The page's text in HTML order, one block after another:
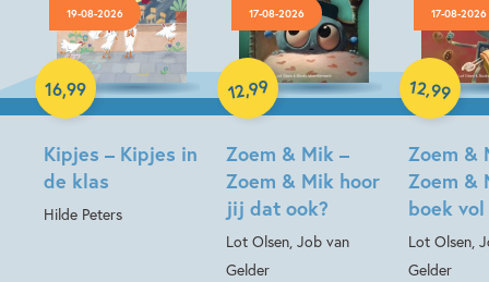
19-08-2026
Kipjes – Kipjes in
de klas
Hilde Peters
16,99
Hardcover
17-08-2026
Zoem & Mik –
Zoem & Mik hoor
jij dat ook?
Lot Olsen, Job van
Gelder
12,99
Hardcover
17-08-2026
Zoem &
Zoem &
boek
Lot Olsen,
Gelder
12,99
Hardcover